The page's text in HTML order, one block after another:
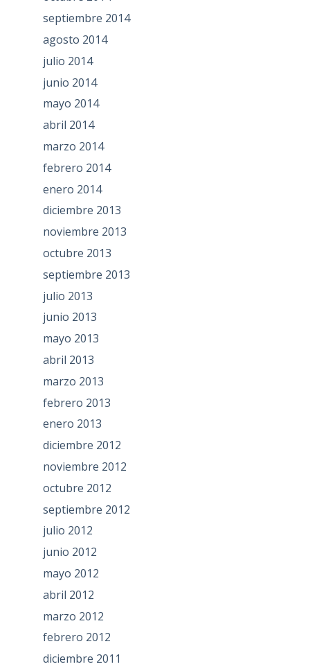
septiembre 2014
agosto 2014
julio 2014
junio 2014
mayo 2014
abril 2014
marzo 2014
febrero 2014
enero 2014
diciembre 2013
noviembre 2013
octubre 2013
septiembre 2013
julio 2013
junio 2013
mayo 2013
abril 2013
marzo 2013
febrero 2013
enero 2013
diciembre 2012
noviembre 2012
octubre 2012
septiembre 2012
julio 2012
junio 2012
mayo 2012
abril 2012
marzo 2012
febrero 2012
diciembre 2011